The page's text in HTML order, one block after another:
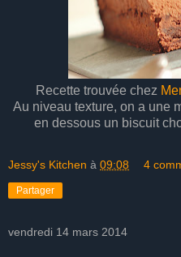
Recette trouvée chez
Au niveau texture, on a une
en dessous un biscuit
Jessy's Kitchen à 09:08 4
Partager
vendredi 14 mars 2014